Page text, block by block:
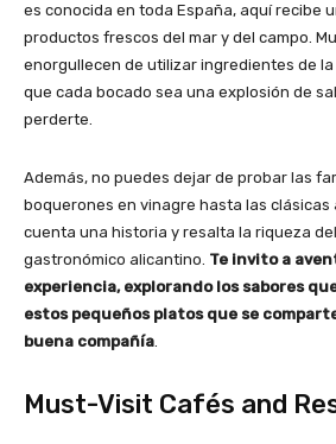
es conocida en toda España, aquí recibe
productos frescos del mar y del campo.
enorgullecen de utilizar ingredientes de
que cada bocado sea una explosión de
perderte.
Además, no puedes dejar de probar las
boquerones en vinagre hasta las clásicas
cuenta una historia y resalta la riqueza
gastronómico alicantino. Te invito a
experiencia, explorando los sabores
estos pequeños platos que se
buena compañía.
Must-Visit Cafés and